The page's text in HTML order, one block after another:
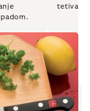
tetiva i